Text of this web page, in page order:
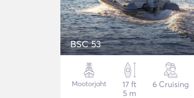
BSC 53
Mootorjaht
17 ft
5 m
6 Cruising